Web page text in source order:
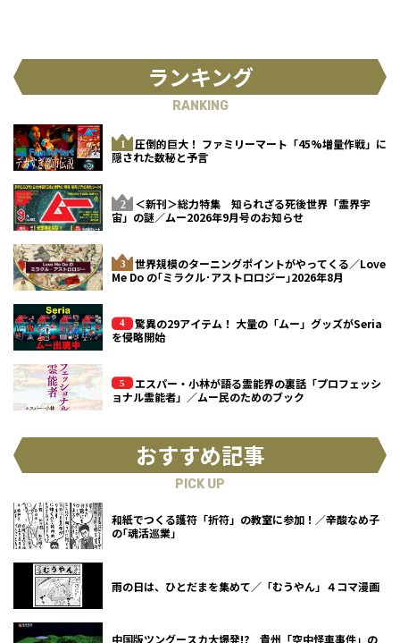
ランキング
RANKING
圧倒的巨大！ ファミリーマート「45%増量作戦」に
隠された数秘と予言
＜新刊＞総力特集 知られざる死後世界「霊界宇
宙」の謎／ムー2026年9月号のお知らせ
世界規模のターニングポイントがやってくる／Love
Me Do の｢ミラクル･アストロロジー｣2026年8月
驚異の29アイテム！ 大量の「ムー」グッズがSeria
を侵略開始
エスパー・小林が語る霊能界の裏話「プロフェッシ
ョナル霊能者」／ムー民のためのブック
おすすめ記事
PICK UP
和紙でつくる護符「折符」の教室に参加！／辛酸なめ子
の｢魂活巡業｣
雨の日は、ひとだまを集めて／「むうやん」４コマ漫画
中国版ツングースカ大爆発!? 貴州「空中怪車事件」の